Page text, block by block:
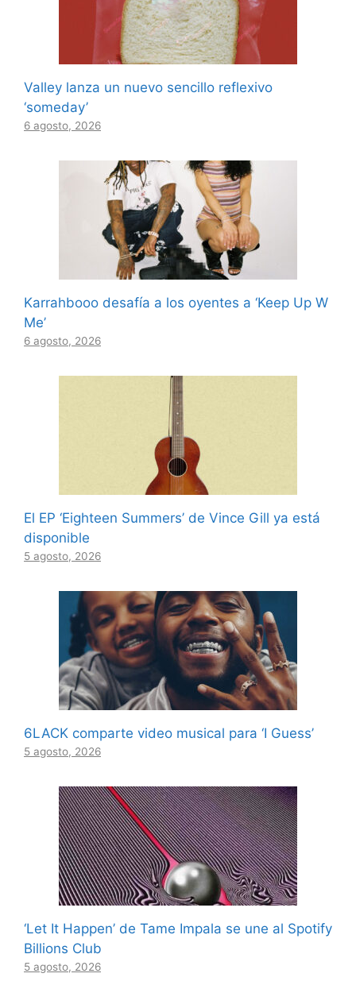
Valley lanza un nuevo sencillo reflexivo
‘someday’
6 agosto, 2026
Karrahbooo desafía a los oyentes a ‘Keep Up W
Me’
6 agosto, 2026
El EP ‘Eighteen Summers’ de Vince Gill ya está
disponible
5 agosto, 2026
6LACK comparte video musical para ‘I Guess’
5 agosto, 2026
‘Let It Happen’ de Tame Impala se une al Spotify
Billions Club
5 agosto, 2026